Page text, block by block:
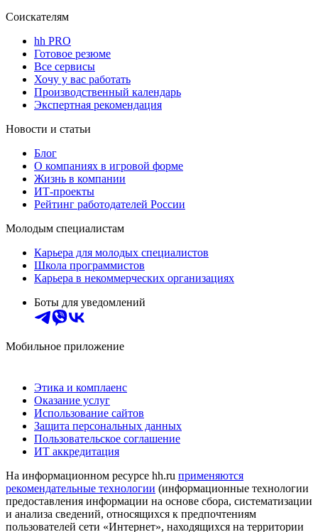
Соискателям
hh PRO
Готовое резюме
Все сервисы
Хочу у вас работать
Производственный календарь
Экспертная рекомендация
Новости и статьи
Блог
О компаниях в игровой форме
Жизнь в компании
ИТ-проекты
Рейтинг работодателей России
Молодым специалистам
Карьера для молодых специалистов
Школа программистов
Карьера в некоммерческих организациях
Боты для уведомлений
Мобильное приложение
Этика и комплаенс
Оказание услуг
Использование сайтов
Защита персональных данных
Пользовательское соглашение
ИТ аккредитация
На информационном ресурсе hh.ru применяются
рекомендательные технологии (информационные технологии
предоставления информации на основе сбора, систематизации
и анализа сведений, относящихся к предпочтениям
пользователей сети «Интернет», находящихся на территории